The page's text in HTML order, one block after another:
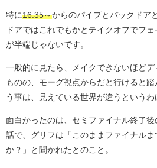
特に16:35～からのパイプとバックドア
ドアではこれでもかとテイクオフでフ
が半端じゃないです。
一般的に見たら、メイクできないほど
ものの、モーグ視点からだと行けると
う事は、見えている世界が違うというわ
面白かったのは、セミファイナル終了
話で、グリフは「このままファイナル
か？」と聞かれたとのこと。